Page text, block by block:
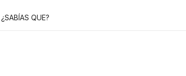
¿SABÍAS QUE?